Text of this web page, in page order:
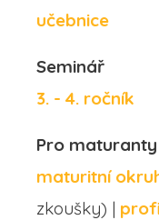
učebnice
Seminář
3. - 4. ročník
Pro maturanty
maturitní
zkoušky) |